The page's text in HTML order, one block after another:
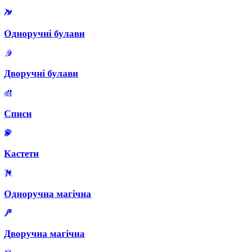
Одноручні булави
Дворучні булави
Списи
Кастети
Одноручна магічна
Дворучна магічна